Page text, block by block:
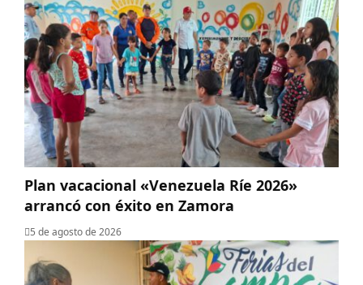
Plan vacacional «Venezuela Ríe 2026»
arrancó con éxito en Zamora
5 de agosto de 2026